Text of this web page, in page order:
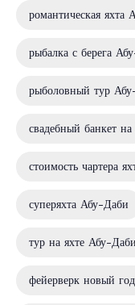
романтическая яхта
рыбалка с берега
рыболовный тур
свадебный банкет на
стоимость чартера
суперяхта Абу-Даби
тур на яхте Абу-Даби
фейерверк новый